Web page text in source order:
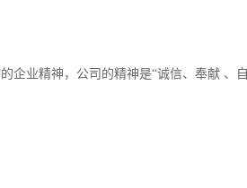
企业精神，公司的精神是“诚信、奉献 、自